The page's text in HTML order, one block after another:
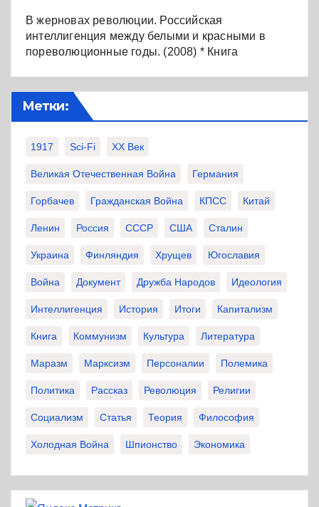
В жерновах революции. Российская
интеллигенция между белыми и красными в
пореволюционные годы. (2008) * Книга
Метки:
1917 Sci-Fi XX Век
Великая Отечественная Война Германия
Горбачев Гражданская Война КПСС Китай
Ленин Россия СССР США Сталин
Украина Финляндия Хрущев Югославия
Война Документ Дружба Народов Идеология
Интеллигенция История Итоги Капитализм
Книга Коммунизм Культура Литература
Маразм Марксизм Персоналии Полемика
Политика Рассказ Революция Религии
Социализм Статья Теория Философия
Холодная Война Шпионство Экономика